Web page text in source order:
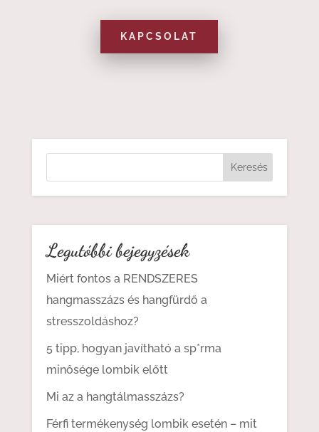
KAPCSOLAT
Legutóbbi bejegyzések
Miért fontos a RENDSZERES
hangmasszázs és hangfürdő a
stresszoldáshoz?
5 tipp, hogyan javítható a sp*rma
minősége lombik előtt
Mi az a hangtálmasszázs?
Férfi termékenység lombik esetén – mit